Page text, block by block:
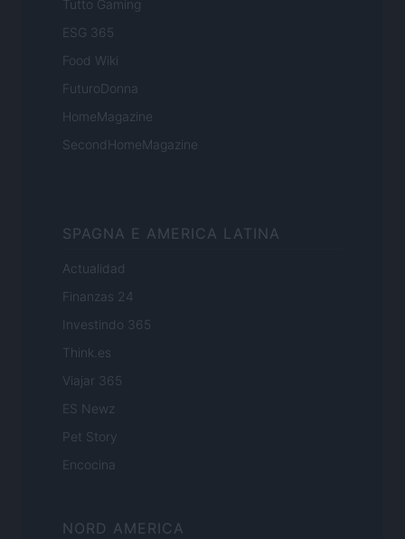
Tutto Gaming
ESG 365
Food Wiki
FuturoDonna
HomeMagazine
SecondHomeMagazine
SPAGNA E AMERICA LATINA
Actualidad
Finanzas 24
Investindo 365
Think.es
Viajar 365
ES Newz
Pet Story
Encocina
NORD AMERICA